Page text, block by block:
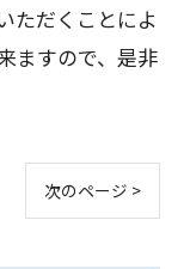
ただくことによ
ますので、是非
次のページ >